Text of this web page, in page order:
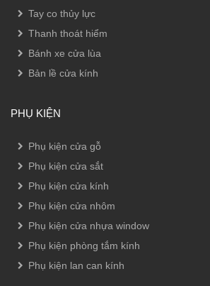
Tay co thủy lực
Thanh thoát hiểm
Bánh xe cửa lùa
Bản lề cửa kính
PHỤ KIỆN
Phụ kiện cửa gỗ
Phụ kiện cửa sắt
Phụ kiện cửa kính
Phụ kiện cửa nhôm
Phụ kiện cửa nhựa window
Phụ kiện phòng tắm kính
Phụ kiện lan can kính